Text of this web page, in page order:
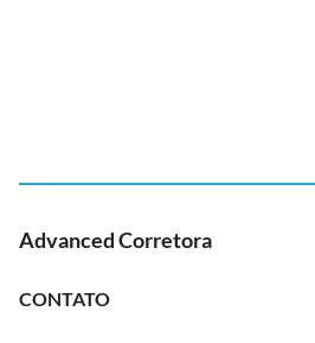
Advanced Corretora
CONTATO